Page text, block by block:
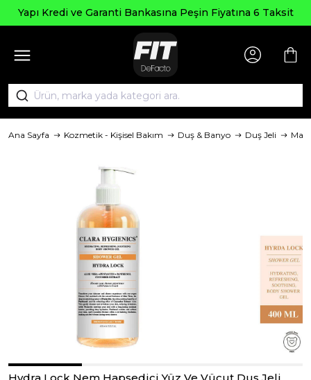
Yapı Kredi ve Garanti Bankasına Peşin Fiyatına 6 Taksit
Ana Sayfa Kozmetik - Kişisel Bakım Duş & Banyo Duş Jeli